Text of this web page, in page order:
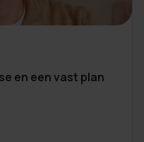
en een vast plan